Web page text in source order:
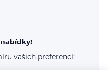
vašich preferencí: